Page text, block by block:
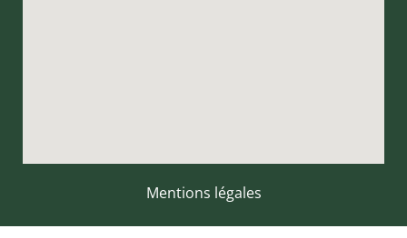
Mentions légales